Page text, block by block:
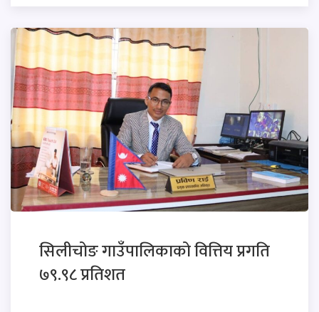
सिलीचोङ गाउँपालिकाको वित्तिय प्रगति
७९.९८ प्रतिशत